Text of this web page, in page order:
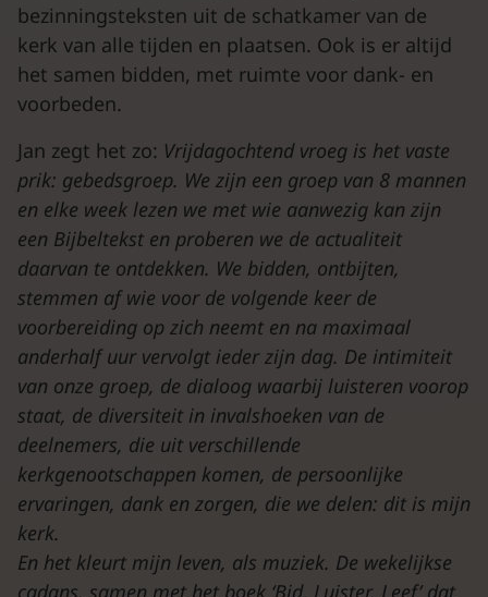
bezinningsteksten uit de schatkamer van de
kerk van alle tijden en plaatsen. Ook is er altijd
het samen bidden, met ruimte voor dank- en
voorbeden.
Jan zegt het zo: Vrijdagochtend vroeg is het vaste
prik: gebedsgroep. We zijn een groep van 8 mannen
en elke week lezen we met wie aanwezig kan zijn
een Bijbeltekst en proberen we de actualiteit
daarvan te ontdekken. We bidden, ontbijten,
stemmen af wie voor de volgende keer de
voorbereiding op zich neemt en na maximaal
anderhalf uur vervolgt ieder zijn dag. De intimiteit
van onze groep, de dialoog waarbij luisteren voorop
staat, de diversiteit in invalshoeken van de
deelnemers, die uit verschillende
kerkgenootschappen komen, de persoonlijke
ervaringen, dank en zorgen, die we delen: dit is mijn
kerk.
En het kleurt mijn leven, als muziek. De wekelijkse
cadans, samen met het boek ‘Bid, Luister, Leef’ dat